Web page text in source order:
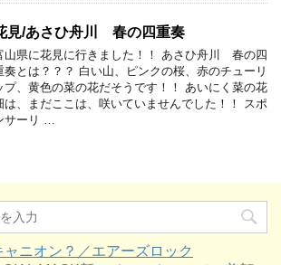
見/あさひ舟川 春の四重奏
山県に花見に行きました！！ あさひ舟川 春の四
奏とは？？？ 白い山、ピンクの桜、赤のチューリ
プ、黄色の菜の花だそうです！！ あいにく菜の花
は、まだここは、咲いていませんでした！！ スポ
サーリ …
ニオン？／エアーズロック